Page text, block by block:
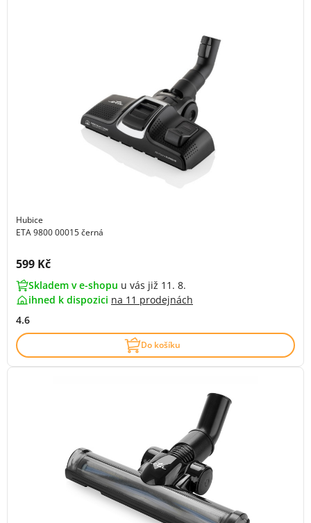
Hubice
ETA 9800 00015 černá
Cena s DPH:
599 Kč
Skladem v e-shopu u vás již 11. 8.
ihned k dispozici na 11 prodejnách
4.6
Do košíku